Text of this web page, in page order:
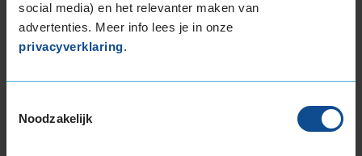
social media) en het relevanter maken van
advertenties. Meer info lees je in onze
privacyverklaring.
Noodzakelijk
245/50R18 104H EXTRALOAD
245/50R18 104Y EXTRALOAD
255/40R18 99W EXTRALOAD
255/45R18 99Y